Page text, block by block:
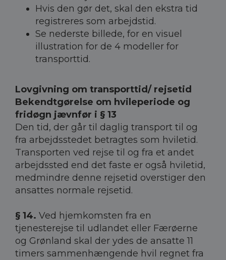
Hvis den gør det, skal den ekstra tid
registreres som arbejdstid.
Se nederste billede, for en visuel
illustration for de 4 modeller for
transporttid.
Lovgivning om transporttid/ rejsetid
Bekendtgørelse om hvileperiode og
fridøgn jævnfør i § 13
Den tid, der går til daglig transport til og
fra arbejdsstedet betragtes som hviletid.
Transporten ved rejse til og fra et andet
arbejdssted end det faste er også hviletid,
medmindre denne rejsetid overstiger den
ansattes normale rejsetid.
§ 14. Ved hjemkomsten fra en
tjenesterejse til udlandet eller Færøerne
og Grønland skal der ydes de ansatte 11
timers sammenhængende hvil regnet fra